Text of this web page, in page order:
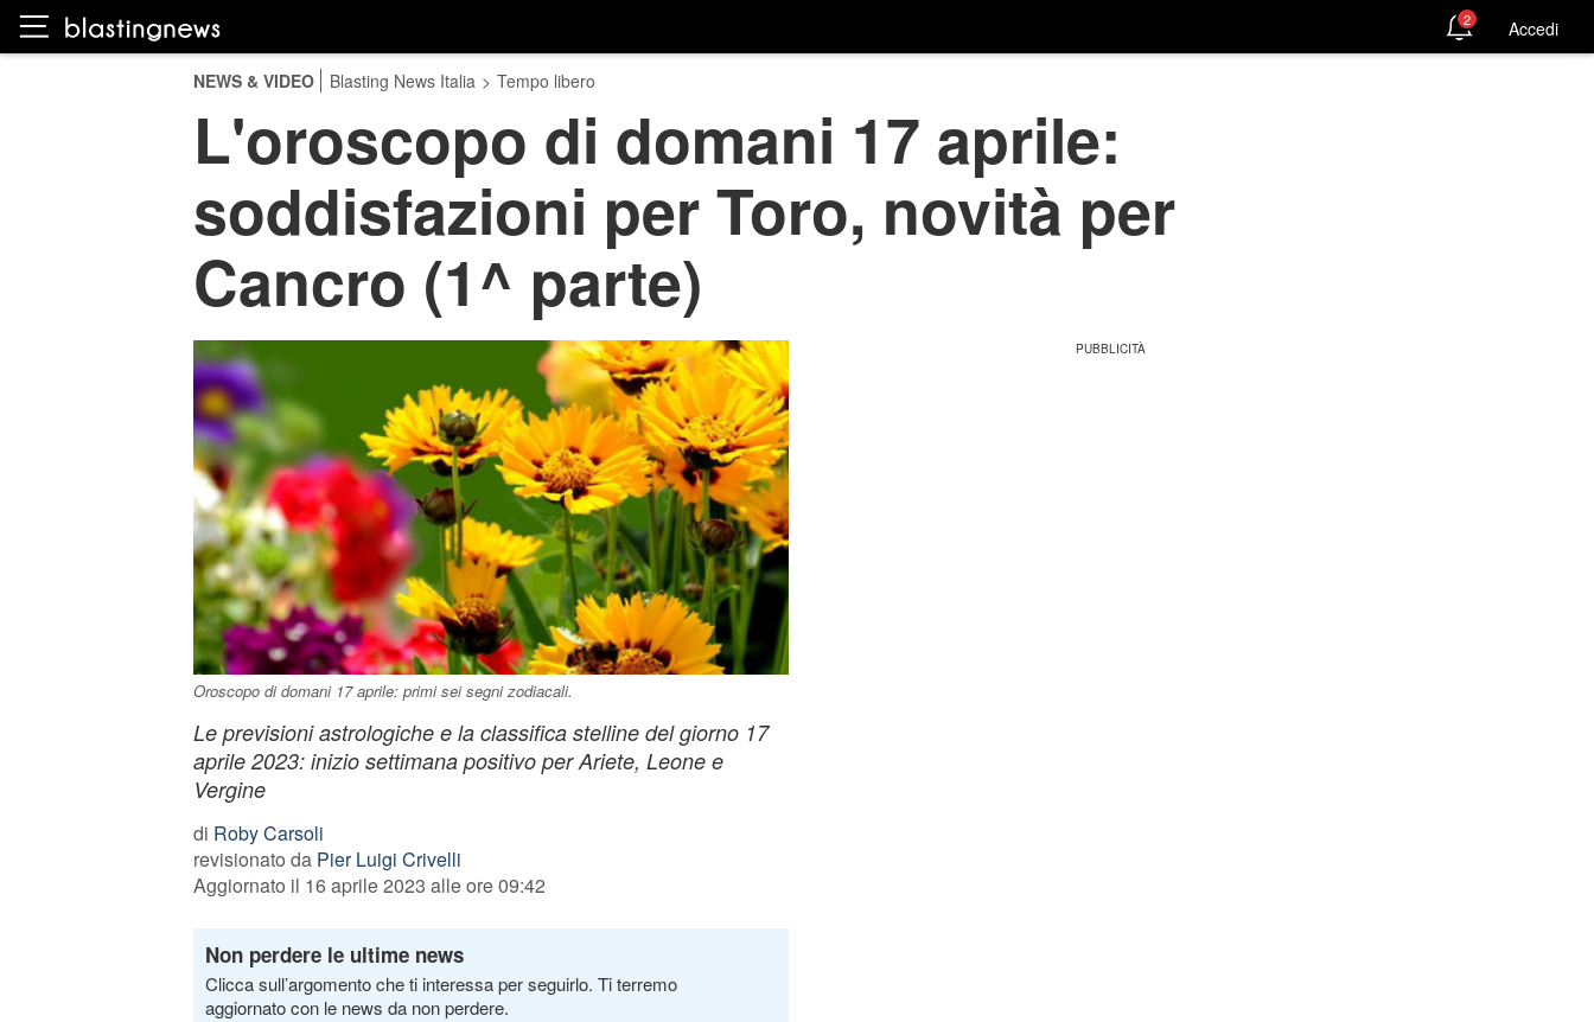
2 Accedi
NEWS & VIDEO Blasting News Italia > Tempo libero
L'oroscopo di domani 17 aprile:
soddisfazioni per Toro, novità per
Cancro (1^ parte)
Oroscopo di domani 17 aprile: primi sei segni zodiacali.
Le previsioni astrologiche e la classifica stelline del giorno 17
aprile 2023: inizio settimana positivo per Ariete, Leone e
Vergine
di Roby Carsoli
revisionato da Pier Luigi Crivelli
Aggiornato il 16 aprile 2023 alle ore 09:42
Non perdere le ultime news
Clicca sull’argomento che ti interessa per seguirlo. Ti terremo
aggiornato con le news da non perdere.